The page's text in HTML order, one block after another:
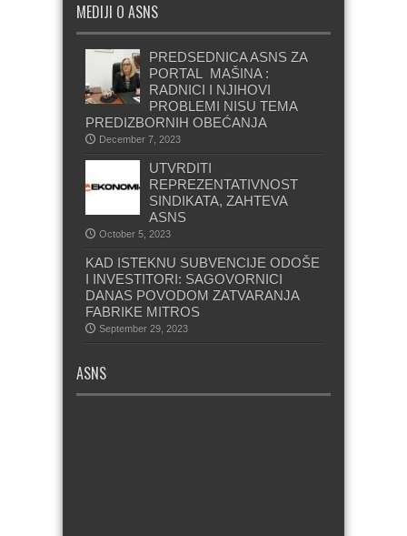
MEDIJI O ASNS
PREDSEDNICA ASNS ZA
PORTAL MAŠINA :
RADNICI I NJIHOVI
PROBLEMI NISU TEMA
PREDIZBORNIH OBEĆANJA
December 7, 2023
UTVRDITI
REPREZENTATIVNOST
SINDIKATA, ZAHTEVA
ASNS
October 5, 2023
KAD ISTEKNU SUBVENCIJE ODOŠE
I INVESTITORI: SAGOVORNICI
DANAS POVODOM ZATVARANJA
FABRIKE MITROS
September 29, 2023
ASNS